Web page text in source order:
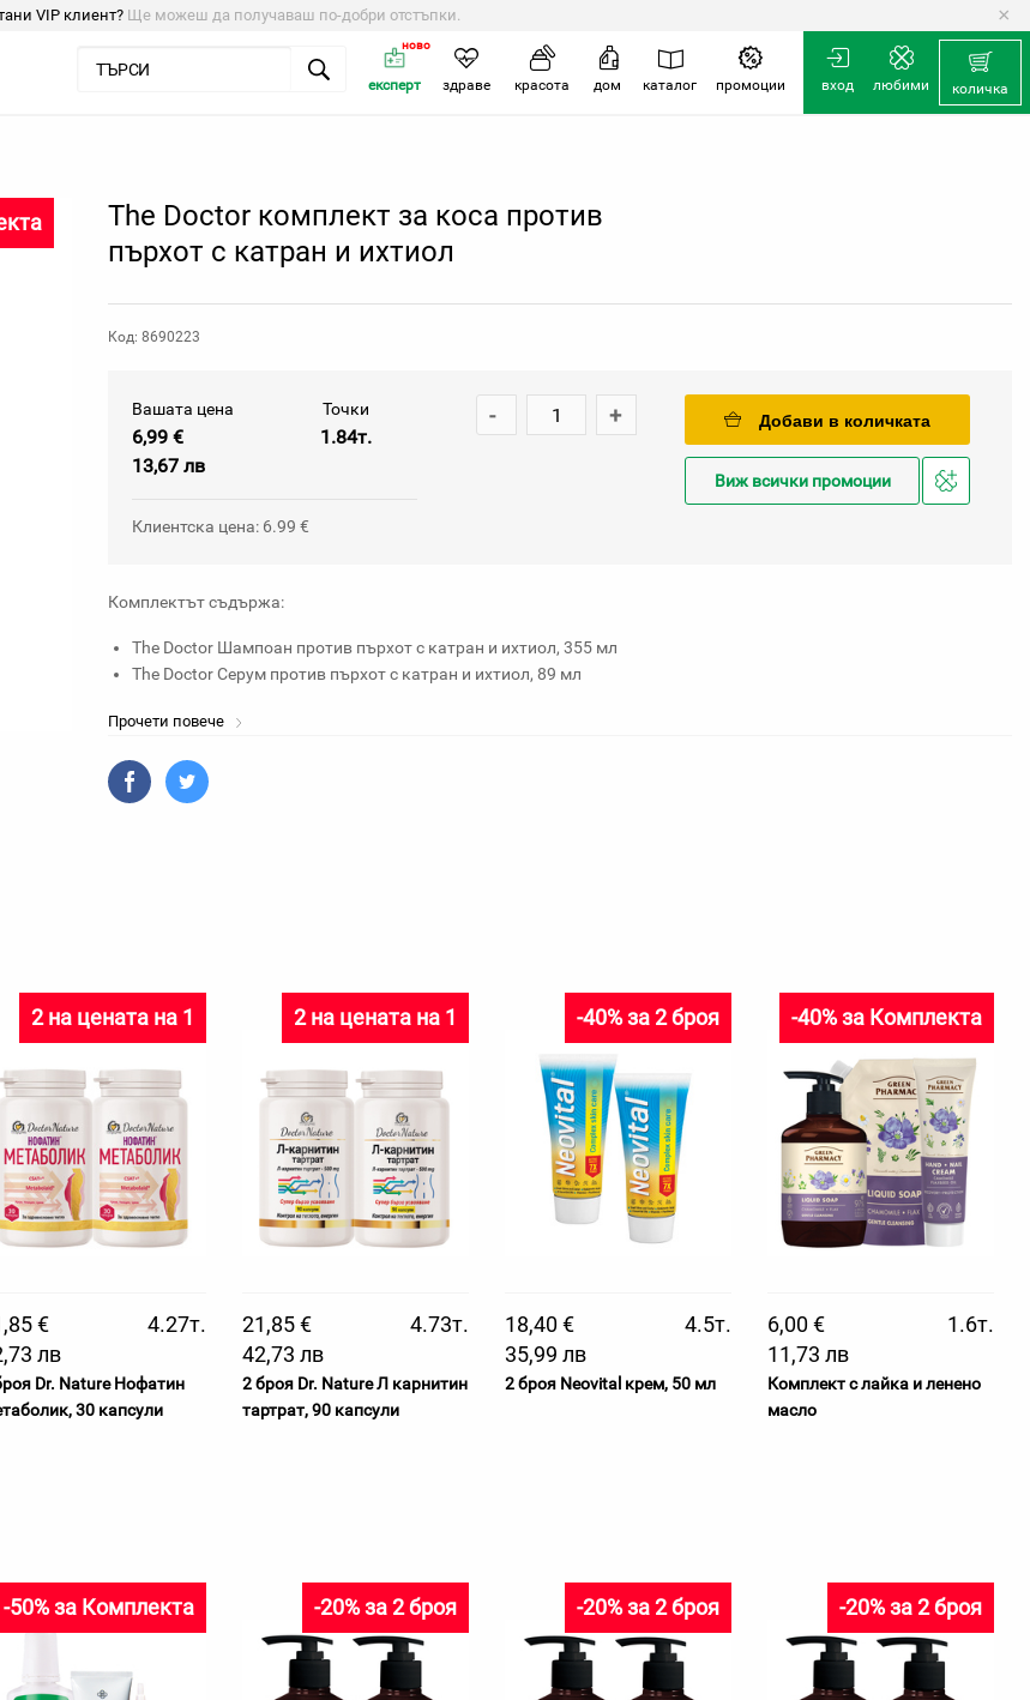
VIP клиент? Ще можеш да получаваш по-добри отстъпки. ×
вход любими количка
експерт
ново
здраве красота дом каталог промоции
The Doctor комплект за коса против
пърхот с катран и ихтиол
Код: 8690223
Вашата цена
6,99 €
13,67 лв
Точки
1.84т.
Клиентска цена: 6.99 €
- + Добави в количката
Виж всички промоции
Добави
Комплектът съдържа:
The Doctor Шампоан против пърхот с катран и ихтиол, 355 мл
The Doctor Серум против пърхот с катран и ихтиол, 89 мл
Прочети повече
2 на цената на 1
€
4.27т.
лв
Dr. Nature Нофатин
30 капсули
2 на цената на 1
21,85 €
4.73т.
42,73 лв
2 броя Dr. Nature Л карнитин
тартрат, 90 капсули
-40% за 2 броя
18,40 €
4.5т.
35,99 лв
2 броя Neovital крем, 50 мл
-40% за Комплекта
6,00 €
1.6т.
11,73 лв
Комплект с лайка и ленено
масло
-50% за Комплекта -20% за 2 броя -20% за 2 броя -20% за 2 броя